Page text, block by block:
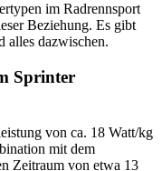
im Radrennsport
Beziehung. Es gibt
alles dazwischen.
Sprinter
von ca. 18 Watt/kg
mit dem
Zeitraum von etwa 13